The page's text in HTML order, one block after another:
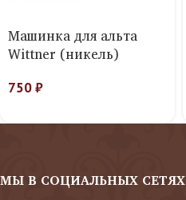
Машинка для альта
Wittner (никель)
750₽
МЫ В СОЦИАЛЬНЫХ СЕТЯХ